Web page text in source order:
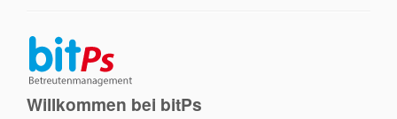
Willkommen bei bitPs